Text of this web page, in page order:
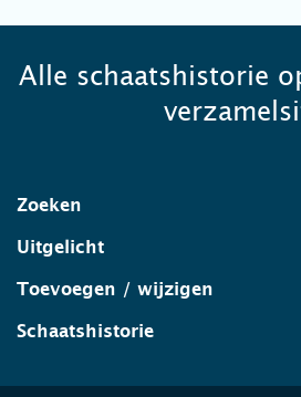
Alle schaatshistorie
Zoeken
Uitgelicht
Toevoegen / wijzigen
Schaatshistorie